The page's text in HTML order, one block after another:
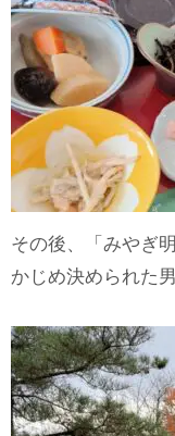
その後、「みやぎ
かじめ決められた